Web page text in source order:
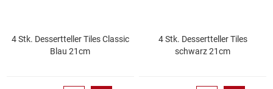
Waffeln / Kekse
4 Stk. Dessertteller Tiles Classic
Blau 21cm
4 Stk. Dessertteller Tiles
schwarz 21cm